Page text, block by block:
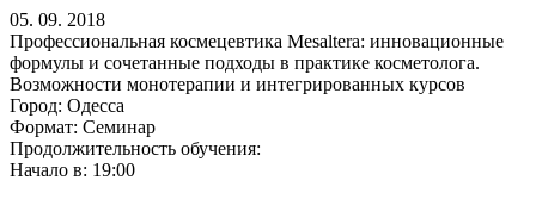
05. 09. 2018
Профессиональная космецевтика Mesaltera: инновационные
формулы и сочетанные подходы в практике косметолога.
Возможности монотерапии и интегрированных курсов
Город: Одесса
Формат: Семинар
Продолжительность обучения:
Начало в: 19:00